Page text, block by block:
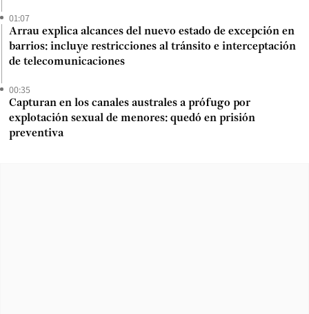
01:07
Arrau explica alcances del nuevo estado de excepción en
barrios: incluye restricciones al tránsito e interceptación
de telecomunicaciones
00:35
Capturan en los canales australes a prófugo por
explotación sexual de menores: quedó en prisión
preventiva